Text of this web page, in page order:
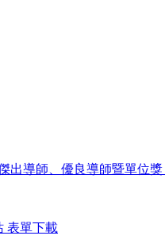
出導師、優良導師暨單位獎
表單下載